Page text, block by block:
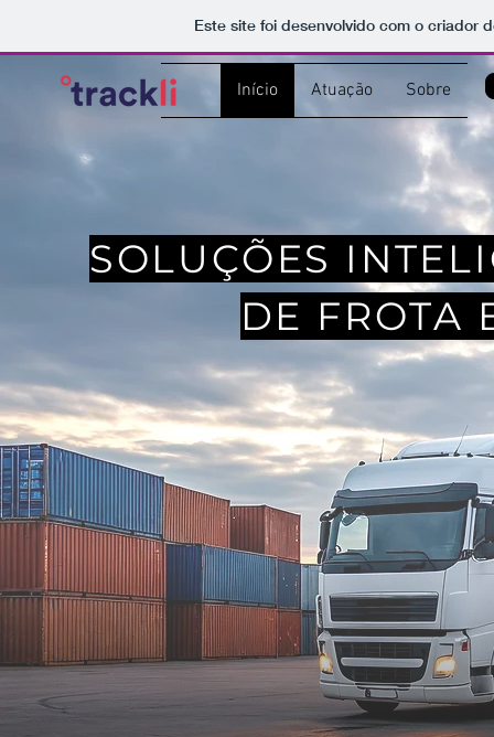
Este site foi desenvolvido com o criador
Início Atuação Sobre
SOLUÇÕES
DE FROTA